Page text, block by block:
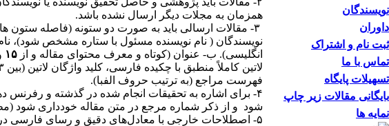
نویسندگان
داوران
ثبت نام و اشتراک
تماس با ما
تسهیلات پایگاه
بایگانی مقالات زیر چاپ
نمایه ها
همزمان به مجلات دیگر ارسال نشده باشد.
نویسندگان ( نام نویسنده مسئول با ستاره مشخص شود)،
انگلیسی). ب- عنوان (کوتاه و معرف محتوای مقاله و از ۱۵
فهرست مراجع (به ترتیب حروف الفبا).
۴- برای اشاره به تحقیقات انجام شده در گذشته و
شود و از ذکر شماره مرجع در متن مقاله خودداری شود
۵- اصطلاحات خارجی با معادل‌های دقیق و رسای فارسی در متن جایگزین شوند و اصطلاح انگیسی نیز در پاورقی ذکر شود.